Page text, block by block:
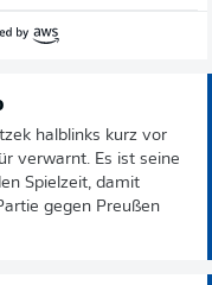
halblinks kurz vor
verwarnt. Es ist seine
Spielzeit, damit
gegen Preußen